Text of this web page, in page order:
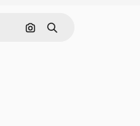
Pesquisar por imagem
Buscar